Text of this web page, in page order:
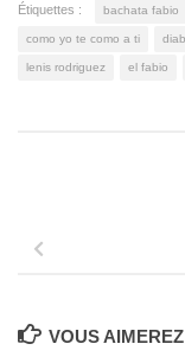
Étiquettes : bachata fabio
como yo te como a ti
lenis rodriguez el fabio
VOUS